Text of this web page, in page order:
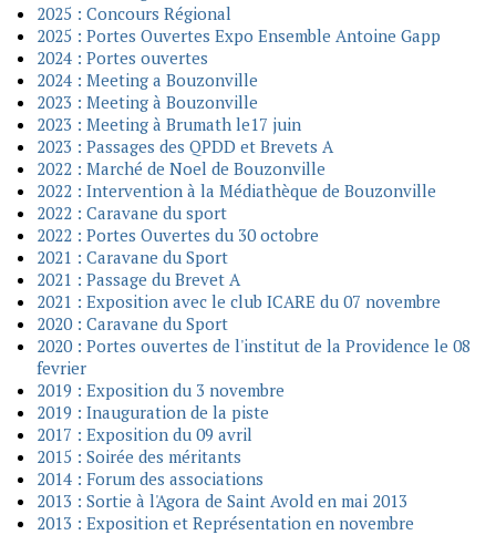
2025 : Concours Régional
2025 : Portes Ouvertes Expo Ensemble Antoine Gapp
2024 : Portes ouvertes
2024 : Meeting a Bouzonville
2023 : Meeting à Bouzonville
2023 : Meeting à Brumath le17 juin
2023 : Passages des QPDD et Brevets A
2022 : Marché de Noel de Bouzonville
2022 : Intervention à la Médiathèque de Bouzonville
2022 : Caravane du sport
2022 : Portes Ouvertes du 30 octobre
2021 : Caravane du Sport
2021 : Passage du Brevet A
2021 : Exposition avec le club ICARE du 07 novembre
2020 : Caravane du Sport
2020 : Portes ouvertes de l'institut de la Providence le 08
fevrier
2019 : Exposition du 3 novembre
2019 : Inauguration de la piste
2017 : Exposition du 09 avril
2015 : Soirée des méritants
2014 : Forum des associations
2013 : Sortie à l'Agora de Saint Avold en mai 2013
2013 : Exposition et Représentation en novembre